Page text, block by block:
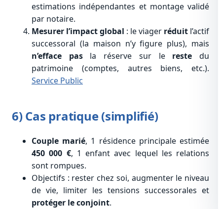
estimations indépendantes et montage validé
par notaire.
Mesurer l’impact global : le viager réduit l’actif
successoral (la maison n’y figure plus), mais
n’efface pasla réserve sur le reste du
patrimoine (comptes, autres biens, etc.).
Service Public
6) Cas pratique (simplifié)
Couple marié, 1 résidence principale estimée
450 000 €, 1 enfant avec lequel les relations
sont rompues.
Objectifs : rester chez soi, augmenter le niveau
de vie, limiter les tensions successorales et
protéger le conjoint.